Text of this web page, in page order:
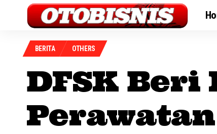
BERITA OTHERS
DFSK